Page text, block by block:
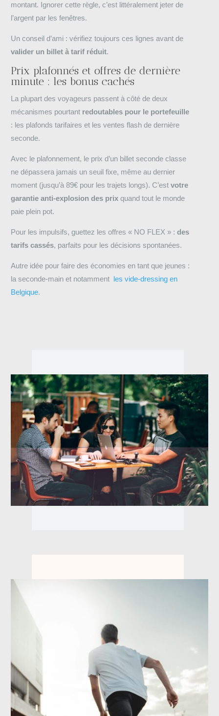
montant. Ignorer cette règle, c’est littéralement jeter de
l’argent par les fenêtres.
Un conseil d’ami : vérifiez toujours ces lignes avant de
valider un billet à tarif réduit.
Prix plafonnés et offres de dernière
minute : les bonus cachés
La plupart des voyageurs passent à côté de deux
mécanismes pourtant redoutables pour le portefeuille
: les plafonds tarifaires et les ventes flash de dernière
seconde.
Avec le plafonnement, le prix d’un billet seconde classe
ne dépassera jamais un seuil fixe, même au dernier
moment (jusqu’à 89€ pour les trajets longs). C’estvotre
garantie anti-explosion des prix quand tout le monde
paie plein pot.
Pour les impulsifs, guettez les offres « NO FLEX » :des
tarifs cassés, parfaits pour les décisions spontanées.
Autre idée pour faire des économies en tant que jeunes :
la seconde-main et notamment les vide-dressing en
Belgique.